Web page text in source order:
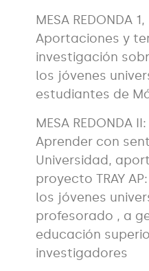
MESA REDONDA
Aportaciones y
investigación
los jóvenes
estudiantes de
MESA REDONDA
Aprender con
Universidad,
proyecto TRAY
los jóvenes
profesorado , a
educación
investigadores